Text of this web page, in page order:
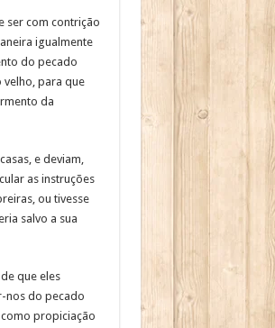
ser com contrição
igualmente
do pecado
velho, para que
da
e deviam,
as instruções
ou tivesse
salvo a sua
que eles
nos do pecado
propiciação